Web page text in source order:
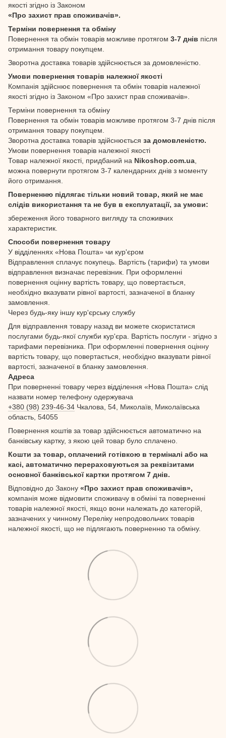
якості згідно із Законом
«Про захист прав споживачів».
Терміни повернення та обміну
Повернення та обмін товарів можливе протягом 3-7 днів після
отримання товару покупцем.
Зворотна доставка товарів здійснюється за домовленістю.
Умови повернення товарів належної якості
Компанія здійснює повернення та обмін товарів належної
якості згідно із Законом «Про захист прав споживачів».
Терміни повернення та обміну
Повернення та обмін товарів можливе протягом 3-7 днів після
отримання товару покупцем.
Зворотна доставка товарів здійснюється за домовленістю.
Умови повернення товарів належної якості
Товар належної якості, придбаний на Nikoshop.com.ua
можна повернути протягом 3-7 календарних днів з моменту
його отримання.
Поверненню підлягає тільки новий товар, який не має
слідів використання та не був в експлуатації, за умови:
збереження його товарного вигляду та споживчих
характеристик.
Способи повернення товару
У відділеннях «Нова Пошта» чи кур'єром
Відправлення сплачує покупець. Вартість (тарифи) та умови
відправлення визначає перевізник. При оформленні
повернення оцінну вартість товару, що повертається,
необхідно вказувати рівної вартості, зазначеної в бланку
замовлення.
Через будь-яку іншу кур'єрську службу
Для відправлення товару назад ви можете скористатися
послугами будь-якої служби кур'єра. Вартість послуги - згідно з
тарифами перевізника. При оформленні повернення оцінну
вартість товару, що повертається, необхідно вказувати рівної
вартості, зазначеної в бланку замовлення.
Адреса
При поверненні товару через відділення «Нова Пошта» слід
назвати номер телефону одержувача
+380 (98) 239-46-34 Чкалова, 54, Миколаїв, Миколаївська
область, 54055
Повернення коштів за товар здійснюється автоматично на
банківську картку, з якою цей товар було сплачено.
Кошти за товар, оплачений готівкою в терміналі або на
касі, автоматично перераховуються за реквізитами
основної банківської картки протягом 7 днів.
Відповідно до Закону «Про захист прав споживачів»,
компанія може відмовити споживачу в обміні та поверненні
товарів належної якості, якщо вони належать до категорій,
зазначених у чинному Переліку непродовольчих товарів
належної якості, що не підлягають поверненню та обміну.